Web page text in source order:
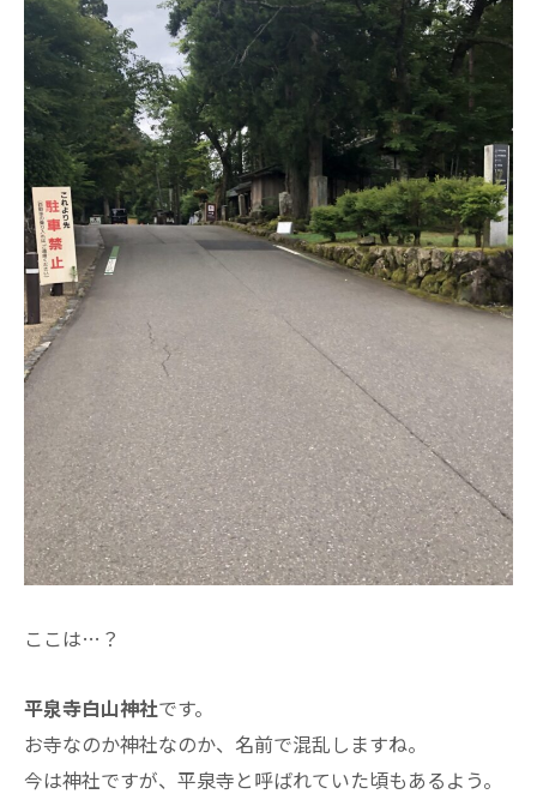
ここは…？
平泉寺白山神社です。
お寺なのか神社なのか、名前で混乱しますね。
今は神社ですが、平泉寺と呼ばれていた頃もあるよう。